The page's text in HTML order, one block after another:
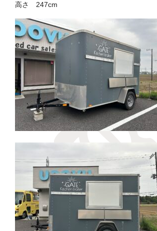
高さ 247cm